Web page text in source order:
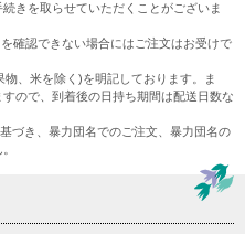
きを取らせていただくことがございま
確認できない場合にはご注文はお受けで
、米を除く)を明記しております。ま
ので、到着後の日持ち期間は配送日数な
づき、暴力団名でのご注文、暴力団名の